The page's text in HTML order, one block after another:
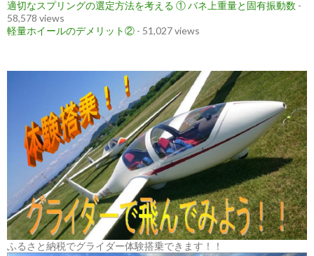
適切なスプリングの選定方法を考える ① バネ上重量と固有振動数 -
58,578 views
軽量ホイールのデメリット② - 51,027 views
ふるさと納税でグライダー体験搭乗できます！！